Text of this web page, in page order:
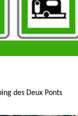
des Deux Ponts